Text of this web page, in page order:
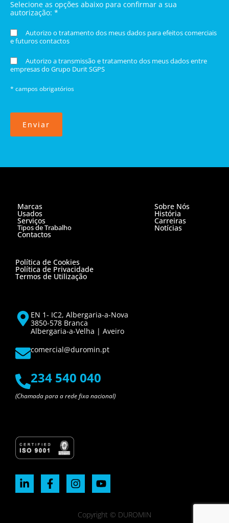
Selecione as opções abaixo para confirmar a sua
autorização: *
Autorizo o tratamento dos meus dados para efeitos comerciais
e futuros contactos
Autorizo a transmissão e tratamento dos meus dados entre
empresas do Grupo Durit SGPS
* campos obrigatórios
Enviar
Marcas
Usados
Serviços
Tipos de Trabalho
Contactos
Sobre Nós
História
Carreiras
Notícias
Política de Cookies
Política de Privacidade
Termos de Utilização
EN 1- IC2, Albergaria-a-Nova
3850-578 Branca
Albergaria-a-Velha | Aveiro
comercial@duromin.pt
234 540 040
(Chamada para a rede fixa nacional)
Copyright © DUROMIN